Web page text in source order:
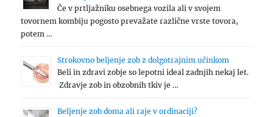
Če v prtljažniku osebnega vozila ali v svojem
tovornem kombiju pogosto prevažate različne vrste tovora,
potem …
Strokovno beljenje zob z dolgotrajnim učinkom
Beli in zdravi zobje so lepotni ideal zadnjih nekaj let.
Zdravje zob in obzobnih tkiv je …
Beljenje zob doma ali raje v ordinaciji?